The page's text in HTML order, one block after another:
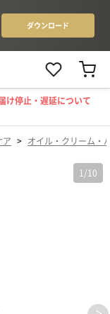
け停止・遅延について
ア > オイル・クリーム・
1 /10